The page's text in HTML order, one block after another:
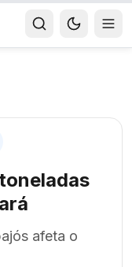
afeta o